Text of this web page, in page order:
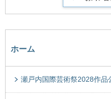
ホーム
瀬戸内国際芸術祭2028作品